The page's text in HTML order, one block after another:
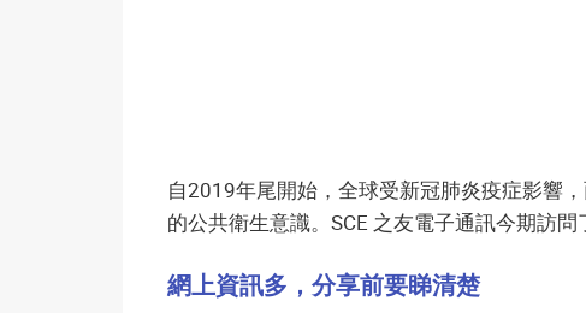
自2019年尾開始，全球受新冠肺炎疫症影響
的公共衛生意識。SCE 之友電子通訊今期訪
網上資訊多，分享前要睇清楚